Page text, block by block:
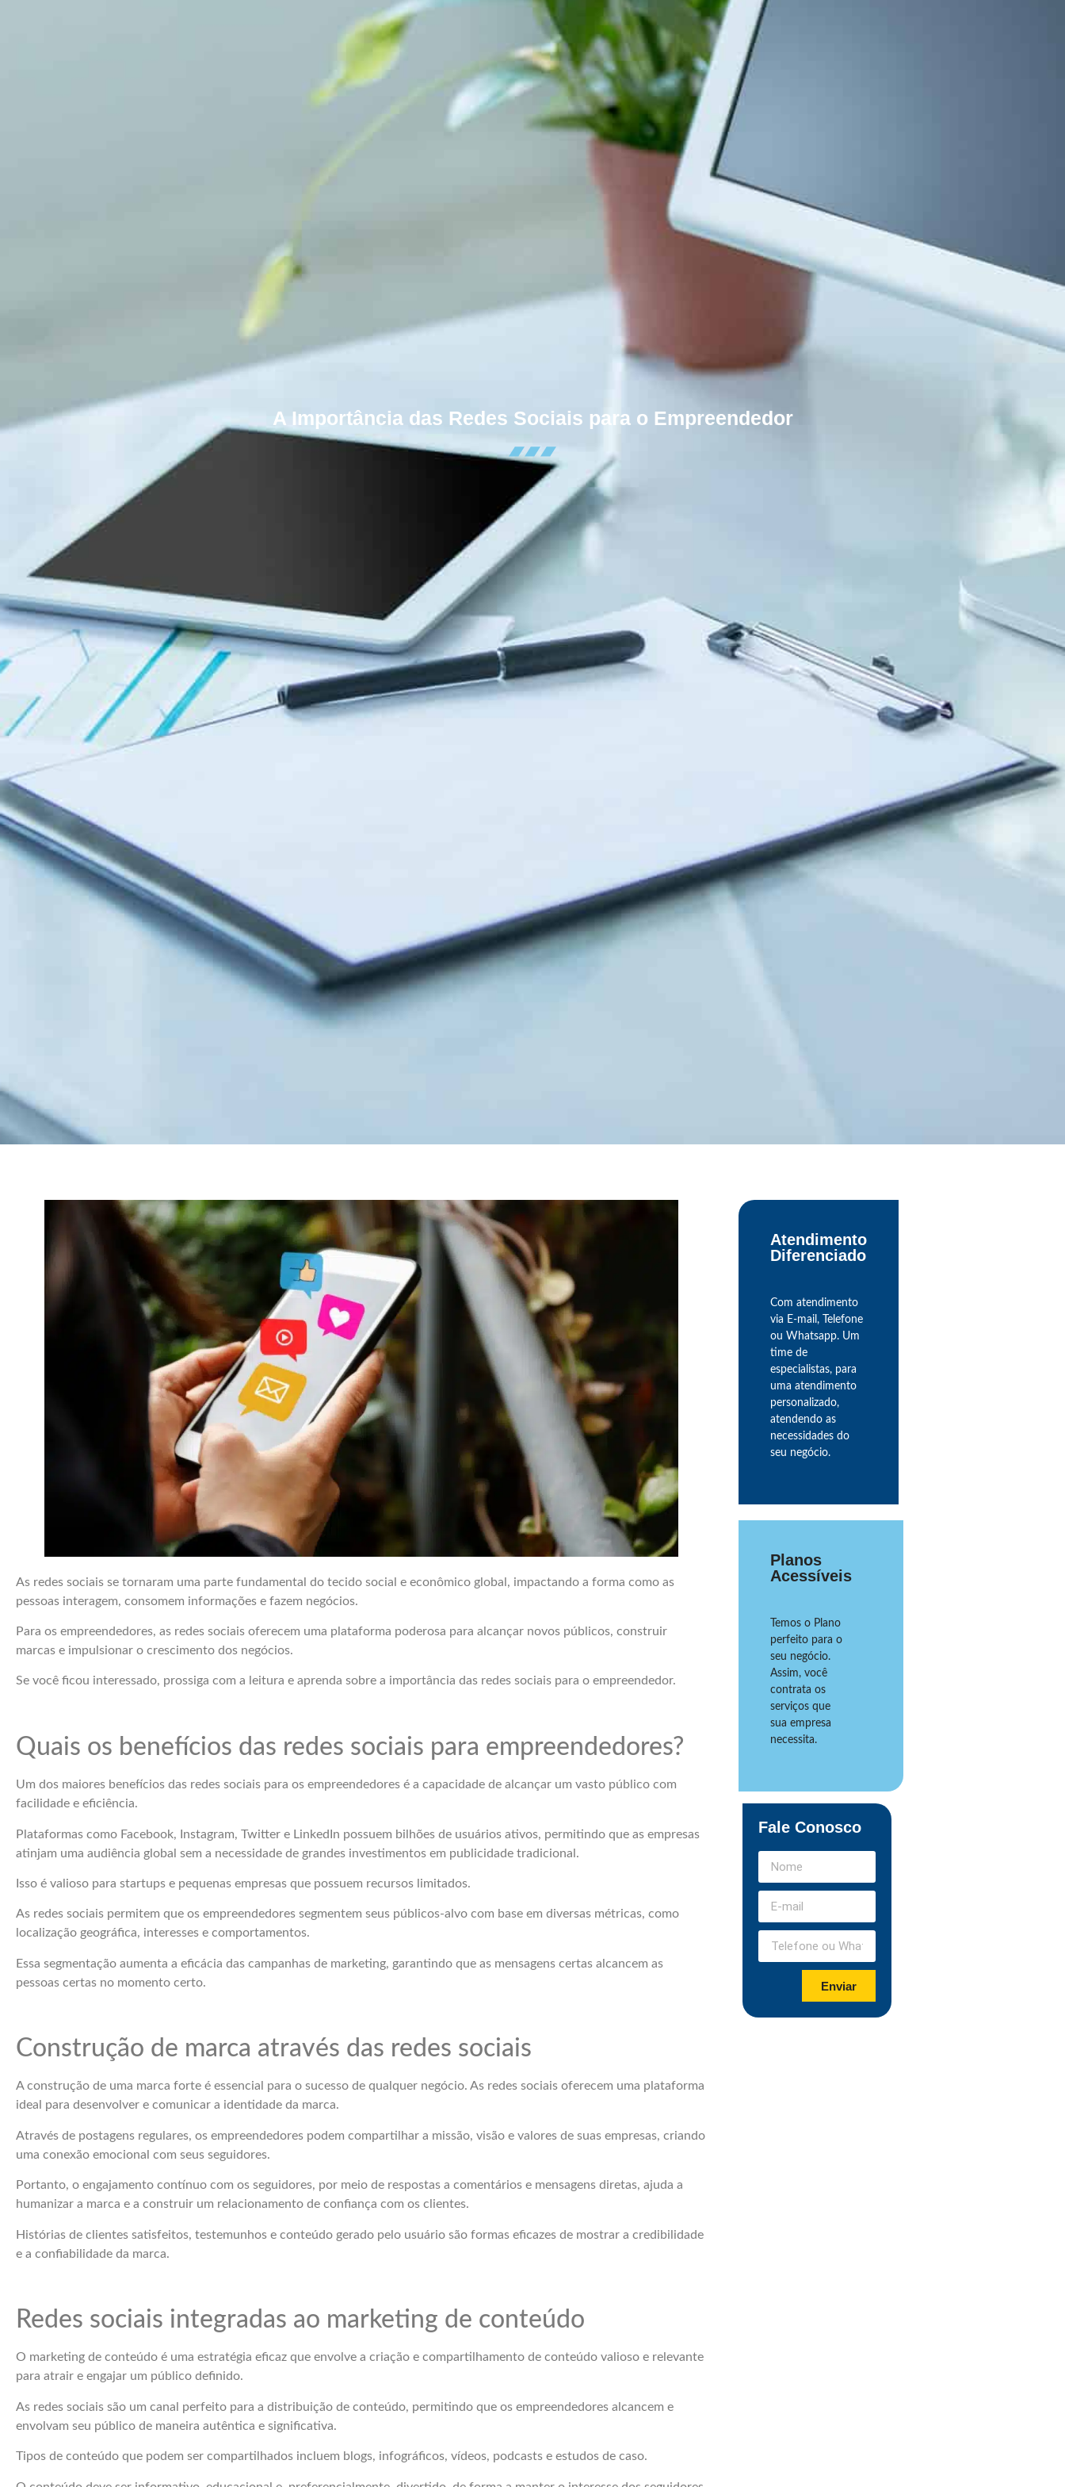
A Importância das Redes Sociais para o Empreendedor
As redes sociais se tornaram uma parte fundamental do tecido social e econômico global, impactando a forma como as
pessoas interagem, consomem informações e fazem negócios.
Para os empreendedores, as redes sociais oferecem uma plataforma poderosa para alcançar novos públicos, construir
marcas e impulsionar o crescimento dos negócios.
Se você ficou interessado, prossiga com a leitura e aprenda sobre a importância das redes sociais para o empreendedor.
Quais os benefícios das redes sociais para empreendedores?
Um dos maiores benefícios das redes sociais para os empreendedores é a capacidade de alcançar um vasto público com
facilidade e eficiência.
Plataformas como Facebook, Instagram, Twitter e LinkedIn possuem bilhões de usuários ativos, permitindo que as empresas
atinjam uma audiência global sem a necessidade de grandes investimentos em publicidade tradicional.
Isso é valioso para startups e pequenas empresas que possuem recursos limitados.
As redes sociais permitem que os empreendedores segmentem seus públicos-alvo com base em diversas métricas, como
localização geográfica, interesses e comportamentos.
Essa segmentação aumenta a eficácia das campanhas de marketing, garantindo que as mensagens certas alcancem as
pessoas certas no momento certo.
Construção de marca através das redes sociais
A construção de uma marca forte é essencial para o sucesso de qualquer negócio. As redes sociais oferecem uma plataforma
ideal para desenvolver e comunicar a identidade da marca.
Através de postagens regulares, os empreendedores podem compartilhar a missão, visão e valores de suas empresas, criando
uma conexão emocional com seus seguidores.
Portanto, o engajamento contínuo com os seguidores, por meio de respostas a comentários e mensagens diretas, ajuda a
humanizar a marca e a construir um relacionamento de confiança com os clientes.
Histórias de clientes satisfeitos, testemunhos e conteúdo gerado pelo usuário são formas eficazes de mostrar a credibilidade
e a confiabilidade da marca.
Redes sociais integradas ao marketing de conteúdo
O marketing de conteúdo é uma estratégia eficaz que envolve a criação e compartilhamento de conteúdo valioso e relevante
para atrair e engajar um público definido.
As redes sociais são um canal perfeito para a distribuição de conteúdo, permitindo que os empreendedores alcancem e
envolvam seu público de maneira autêntica e significativa.
Tipos de conteúdo que podem ser compartilhados incluem blogs, infográficos, vídeos, podcasts e estudos de caso.
Atendimento
Diferenciado
Com atendimento
via E-mail, Telefone
ou Whatsapp. Um
time de
especialistas, para
uma atendimento
personalizado,
atendendo as
necessidades do
seu negócio.
Planos
Acessíveis
Temos o Plano
perfeito para o
seu negócio.
Assim, você
contrata os
serviços que
sua empresa
necessita.
Fale Conosco
Enviar